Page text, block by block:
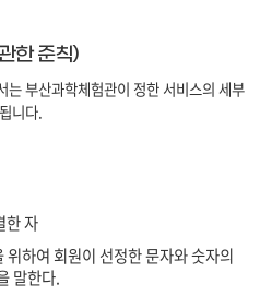
한 준칙)
는 부산과학체험관이 정한 서비스의 세부
니다.
한 자
하여 회원이 선정한 문자와 숫자의
말한다.